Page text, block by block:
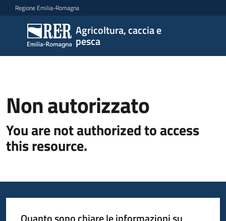
Vai al contenuto
Vai alla navigazione
Vai al footer
Regione Emilia-Romagna
Agricoltura, caccia e
pesca
Agricoltura,
caccia e
pesca
Argomenti
Novità
Servizi
Non autorizzato
You are not authorized to access
this resource.